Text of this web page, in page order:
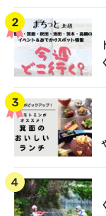
#あなたはどっち？